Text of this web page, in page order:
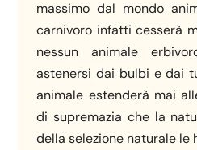
massimo dal mondo
carnivoro infatti cesserà
nessun animale
astenersi dai bulbi e dai
animale estenderà mai
di supremazia che la
della selezione naturale le